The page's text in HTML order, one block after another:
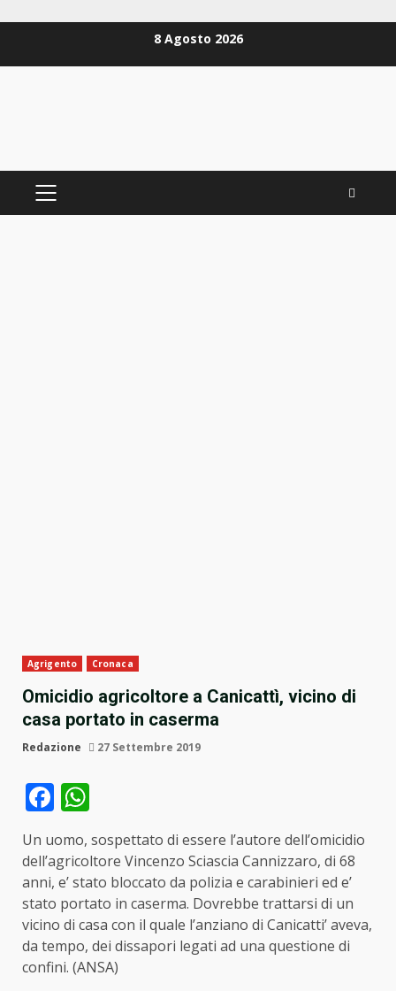
8 Agosto 2026
PRIMÄRES
Agrigento Cronaca
Omicidio agricoltore a Canicattì, vicino di
casa portato in caserma
Redazione 27 Settembre 2019
Facebook
Un uomo, sospettato di essere l’autore dell’omicidio
dell’agricoltore Vincenzo Sciascia Cannizzaro, di 68
anni, e’ stato bloccato da polizia e carabinieri ed e’
stato portato in caserma. Dovrebbe trattarsi di un
vicino di casa con il quale l’anziano di Canicatti’ aveva,
da tempo, dei dissapori legati ad una questione di
confini. (ANSA)